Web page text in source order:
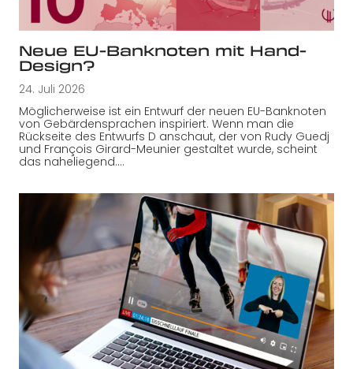
Neue EU-Banknoten mit Hand-
Design?
24. Juli 2026
Möglicherweise ist ein Entwurf der neuen EU-Banknoten
von Gebärdensprachen inspiriert. Wenn man die
Rückseite des Entwurfs D anschaut, der von Rudy Guedj
und François Girard-Meunier gestaltet wurde, scheint
das naheliegend.…